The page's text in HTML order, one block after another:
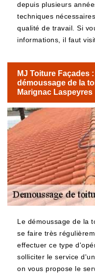
depuis plusieurs
techniques
qualité de travail. Si
informations, il faut
MJ Toiture Façades
démoussage de la
Marignac Laspeyres
Le démoussage de la
se faire très
effectuer ce type
solliciter le service
on vous propose le